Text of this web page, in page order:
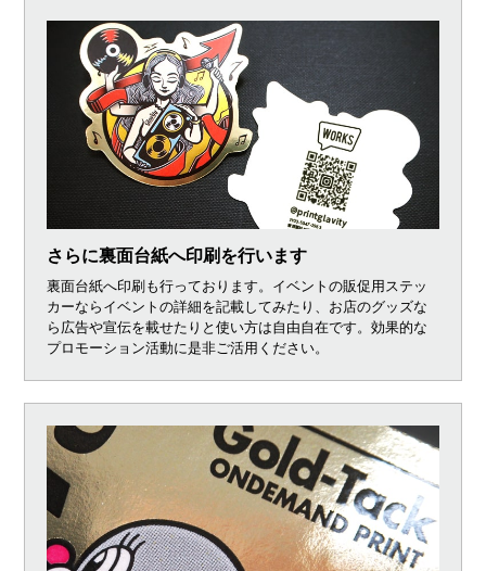
さらに裏面台紙へ印刷を行います
裏面台紙へ印刷も行っております。イベントの販促用ステッ
カーならイベントの詳細を記載してみたり、お店のグッズな
ら広告や宣伝を載せたりと使い方は自由自在です。効果的な
プロモーション活動に是非ご活用ください。